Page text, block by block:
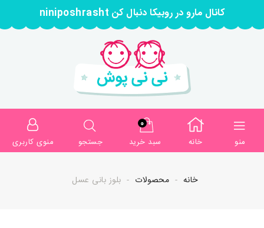
کانال مارو در روبیکا دنبال کن niniposhrasht
منو خانه
0
سبد خرید
جستجو منوی کاربری
خانه محصولات بلوز بانی عسل